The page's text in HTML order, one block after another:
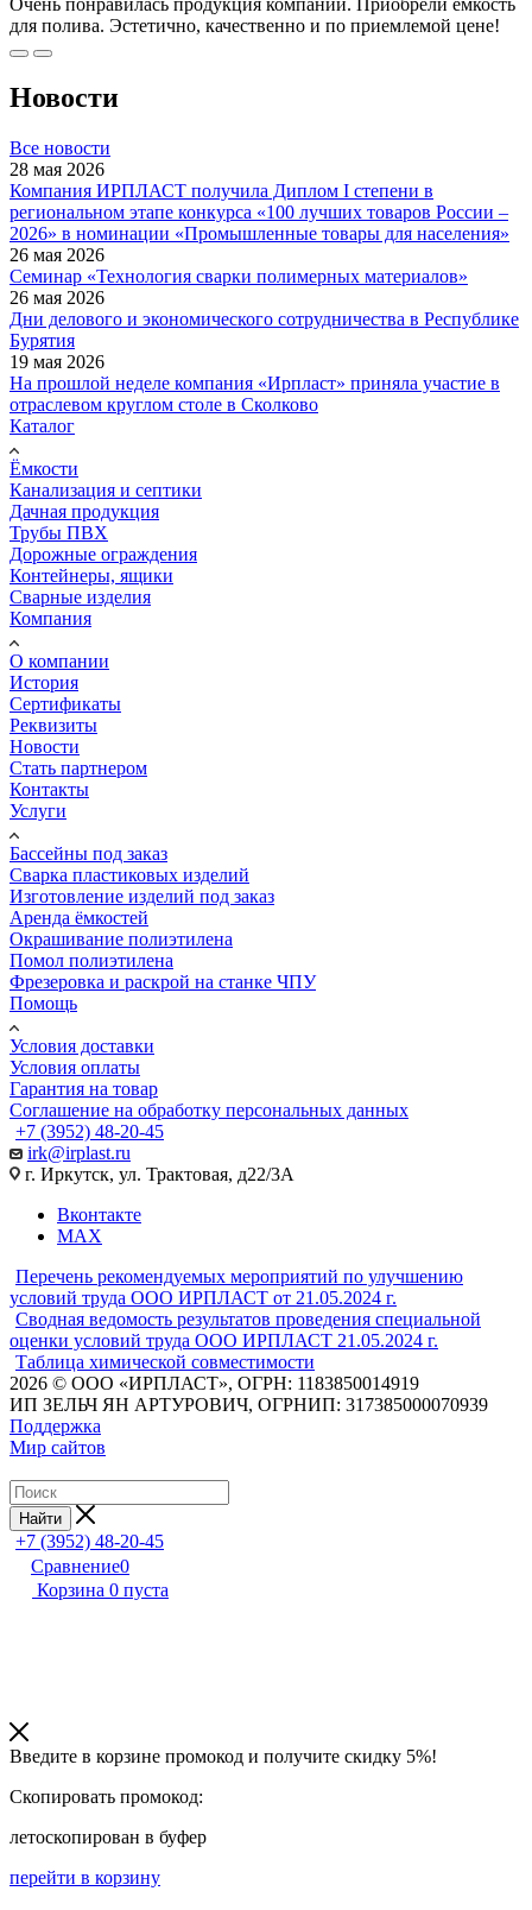
для полива. Эстетично, качественно и по приемлемой цене!
Новости
Все новости
28 мая 2026
Компания ИРПЛАСТ получила Диплом I степени в
региональном этапе конкурса «100 лучших товаров России –
2026» в номинации «Промышленные товары для населения»
26 мая 2026
Семинар «Технология сварки полимерных материалов»
26 мая 2026
Дни делового и экономического сотрудничества в Республике
Бурятия
19 мая 2026
На прошлой неделе компания «Ирпласт» приняла участие в
отраслевом круглом столе в Сколково
Каталог
Ёмкости
Канализация и септики
Дачная продукция
Трубы ПВХ
Дорожные ограждения
Контейнеры, ящики
Сварные изделия
Компания
О компании
История
Сертификаты
Реквизиты
Новости
Стать партнером
Контакты
Услуги
Бассейны под заказ
Сварка пластиковых изделий
Изготовление изделий под заказ
Аренда ёмкостей
Окрашивание полиэтилена
Помол полиэтилена
Фрезеровка и раскрой на станке ЧПУ
Помощь
Условия доставки
Условия оплаты
Гарантия на товар
Соглашение на обработку персональных данных
+7 (3952) 48-20-45
irk@irplast.ru
г. Иркутск, ул. Трактовая, д22/3А
Вконтакте
MAX
Перечень рекомендуемых мероприятий по улучшению
условий труда ООО ИРПЛАСТ от 21.05.2024 г.
Сводная ведомость результатов проведения специальной
оценки условий труда ООО ИРПЛАСТ 21.05.2024 г.
Таблица химической совместимости
2026 © ООО «ИРПЛАСТ», ОГРН: 1183850014919
ИП ЗЕЛЬЧ ЯН АРТУРОВИЧ, ОГРНИП: 317385000070939
Поддержка
Мир сайтов
Найти
+7 (3952) 48-20-45
Сравнение0
Корзина 0 пуста
Введите в корзине промокод и получите скидку 5%!
Скопировать промокод:
летоскопирован в буфер
перейти в корзину